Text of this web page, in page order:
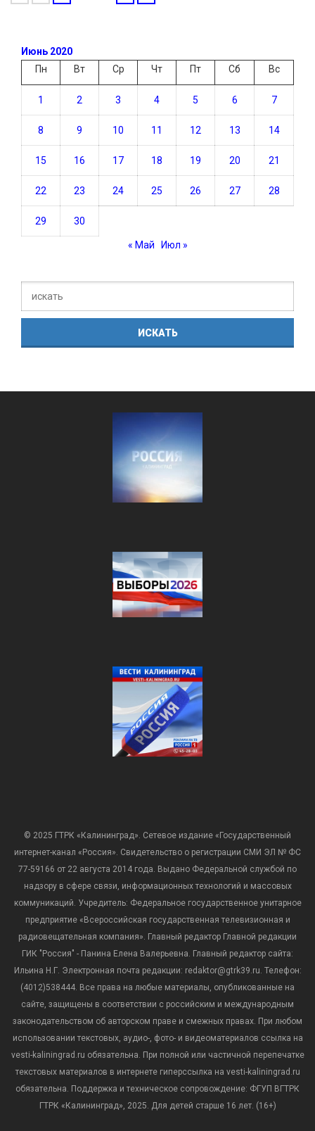
Июнь 2020
Пн
Вт Ср Чт Пт Сб Вс
1 2 3 4 5 6 7
8 9 10 11 12 13 14
15 16 17 18 19 20 21
22 23 24 25 26 27 28
29 30
« Май Июл »
© 2025 ГТРК «Калининград». Сетевое издание «Государственный
интернет-канал «Россия». Свидетельство о регистрации СМИ ЭЛ № ФС
77-59166 от 22 августа 2014 года. Выдано Федеральной службой по
надзору в сфере связи, информационных технологий и массовых
коммуникаций. Учредитель: Федеральное государственное унитарное
предприятие «Всероссийская государственная телевизионная и
радиовещательная компания». Главный редактор Главной редакции
ГИК "Россия" - Панина Елена Валерьевна. Главный редактор сайта:
Ильина Н.Г. Электронная почта редакции: redaktor@gtrk39.ru. Телефон:
(4012)538444. Все права на любые материалы, опубликованные на
сайте, защищены в соответствии с российским и международным
законодательством об авторском праве и смежных правах. При любом
использовании текстовых, аудио-, фото- и видеоматериалов ссылка на
vesti-kaliningrad.ru обязательна. При полной или частичной перепечатке
текстовых материалов в интернете гиперссылка на vesti-kaliningrad.ru
обязательна. Поддержка и техническое сопровождение: ФГУП ВГТРК
ГТРК «Калининград», 2025. Для детей старше 16 лет. (16+)